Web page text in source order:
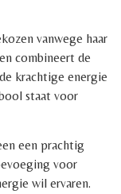
vanwege haar
combineert de
krachtige energie
staat voor
een prachtig
voor
wil ervaren.